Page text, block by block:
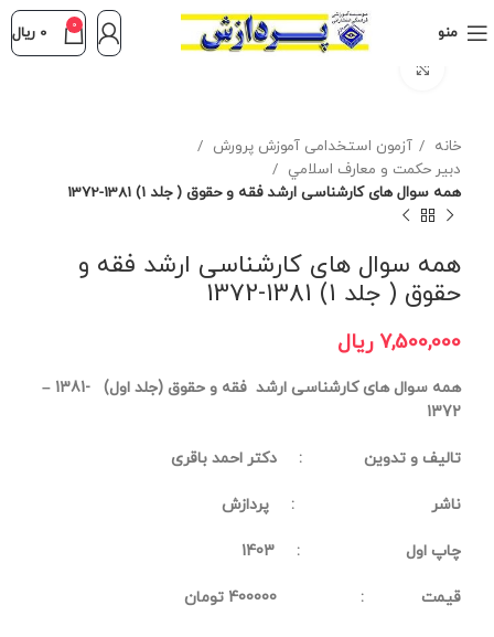
منو 0
0 ریال
خانه
آزمون استخدامی آموزش پرورش
دبير حكمت و معارف اسلامي
همه سوال های کارشناسی ارشد فقه و حقوق ( جلد 1) 1381-1372
همه سوال های کارشناسی ارشد فقه و
حقوق ( جلد 1) 1381-1372
7,500,000 ریال
همه سوال های کارشناسی ارشد فقه و حقوق (جلد اول) -1381 –
1372
تالیف و تدوین : دکتر احمد باقری
ناشر : پردازش
چاپ اول : 1403
قيمت : 400000 تومان